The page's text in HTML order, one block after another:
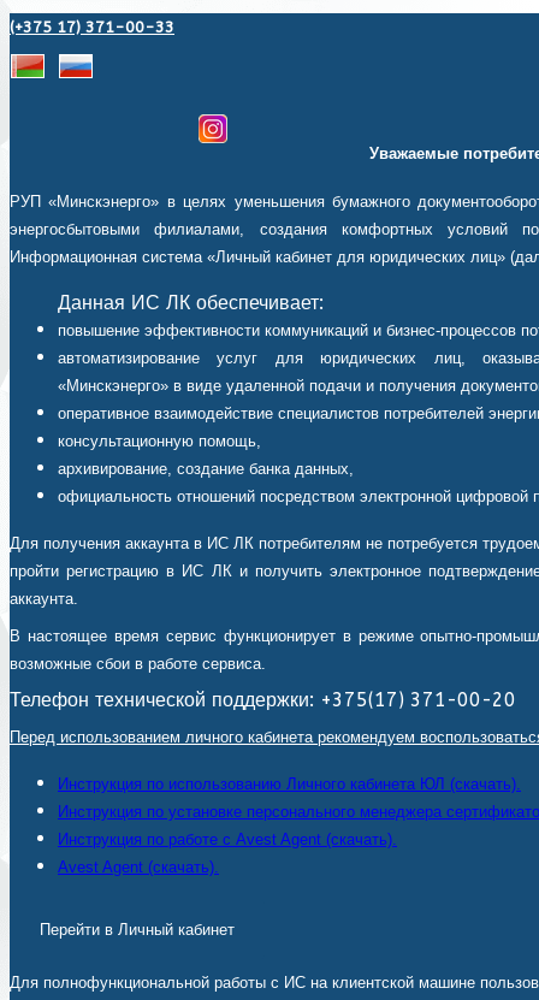
(+375 17) 371-00-33
Уважаемые
РУП «Минскэнерго» в целях уменьшения бумажного
энергосбытовыми филиалами, создания комфортных условий
Информационная система «Личный кабинет для юридических лиц»
Данная ИС ЛК обеспечивает:
повышение эффективности коммуникаций и бизнес-процессов
автоматизирование услуг для юридических лиц,
«Минскэнерго» в виде удаленной подачи и получения
оперативное взаимодействие специалистов потребителей
консультационную помощь,
архивирование, создание банка данных,
официальность отношений посредством электронной цифровой
Для получения аккаунта в ИС ЛК потребителям не потребуется
пройти регистрацию в ИС ЛК и получить электронное
аккаунта.
В настоящее время сервис функционирует в режиме опытно-
возможные сбои в работе сервиса.
Телефон технической поддержки: +375(17) 371-00-20
Перед использованием личного кабинета рекомендуем
Инструкция по использованию Личного кабинета ЮЛ (скачать).
Инструкция по установке персонального менеджера
Инструкция по работе с Avest Agent (скачать).
Avest Agent (скачать).
Перейти в Личный кабинет
Для полнофункциональной работы с ИС на клиентской машине